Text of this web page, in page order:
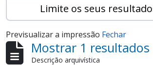
Limite os seus
Previsualizar a impressão Fechar
Mostrar 1 resultados
Descrição arquivística